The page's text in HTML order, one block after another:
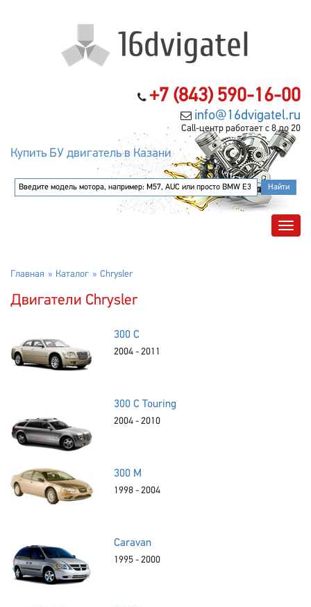
+7 (843) 590-16-00
info@16dvigatel.ru
Call-центр работает с 8 до 20
Купить БУ двигатель в Казани
Главная Каталог Chrysler
Двигатели Chrysler
300 C
2004 - 2011
300 C Touring
2004 - 2010
300 M
1998 - 2004
Caravan
1995 - 2000